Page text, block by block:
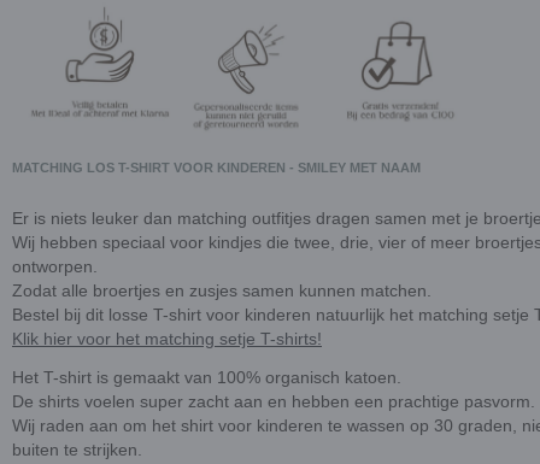
MATCHING LOS T-SHIRT VOOR KINDEREN - SMILEY MET NAAM
Er is niets leuker dan matching outfitjes dragen samen met je
Wij hebben speciaal voor kindjes die twee, drie, vier of meer
ontworpen.
Zodat alle broertjes en zusjes samen kunnen matchen.
Bestel bij dit losse T-shirt voor kinderen natuurlijk het matching setje
Klik hier voor het matching setje T-shirts!
Het T-shirt is gemaakt van 100% organisch katoen.
De shirts voelen super zacht aan en hebben een prachtige pasvorm.
Wij raden aan om het shirt voor kinderen te wassen op 30 graden,
buiten te strijken.